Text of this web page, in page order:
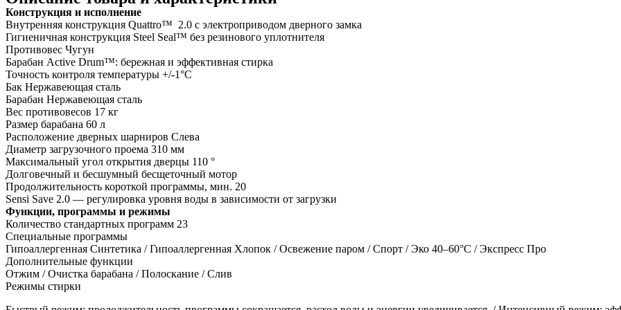
машина
W5096RT
quantity
Конструкция и исполнение
Внутренняя конструкция Quattro™ 2.0 с электроприводом дверного замка
Гигиеничная конструкция Steel Seal™ без резинового уплотнителя
Противовес Чугун
Барабан Active Drum™: бережная и эффективная стирка
Точность контроля температуры +/-1°C
Бак Нержавеющая сталь
Барабан Нержавеющая сталь
Вес противовесов 17 кг
Размер барабана 60 л
Расположение дверных шарниров Слева
Диаметр загрузочного проема 310 мм
Максимальный угол открытия дверцы 110 °
Долговечный и бесшумный бесщеточный мотор
Продолжительность короткой программы, мин. 20
Sensi Save 2.0 — регулировка уровня воды в зависимости от загрузки
Функции, программы и режимы
Количество стандартных программ 23
Специальные программы
Гипоаллергенная Синтетика / Гипоаллергенная Хлопок / Освежение паром / Спорт / Эко 40–60°C / Экспресс Про
Дополнительные функции
Отжим / Очистка барабана / Полоскание / Слив
Режимы стирки